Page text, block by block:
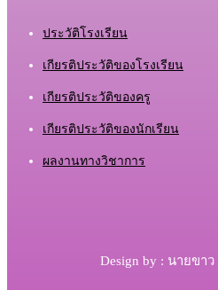
ประวัติโรงเรียน
เกียรติประวัติของโรงเรียน
เกียรติประวัติของครู
เกียรติประวัติของนักเรียน
ผลงานทางวิชาการ
Design by : นายขาว